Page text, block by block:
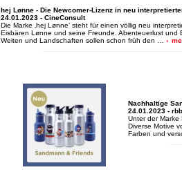
hej Lønne - Die Newcomer-Lizenz in neu
24.01.2023 - CineConsult
Die Marke ‚hej Lønne‘ steht für einen völlig neu
Eisbären Lønne und seine Freunde. Abenteuerlust
Weiten und Landschaften sollen schon früh den …
Nachhaltige
24.01.2023 -
Unter der
Diverse Motive
Farben und